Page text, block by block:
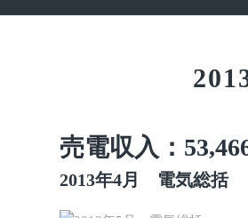
売電収入：
2013年4月 電気総括